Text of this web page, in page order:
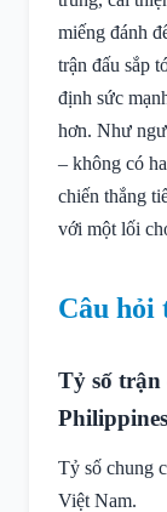
miếng đánh
trận đấu sắp
định sức
hơn. Như
– không có
chiến thắng
với một lối
Câu hỏi
Tỷ số trận
Tỷ số chung
Việt Nam.